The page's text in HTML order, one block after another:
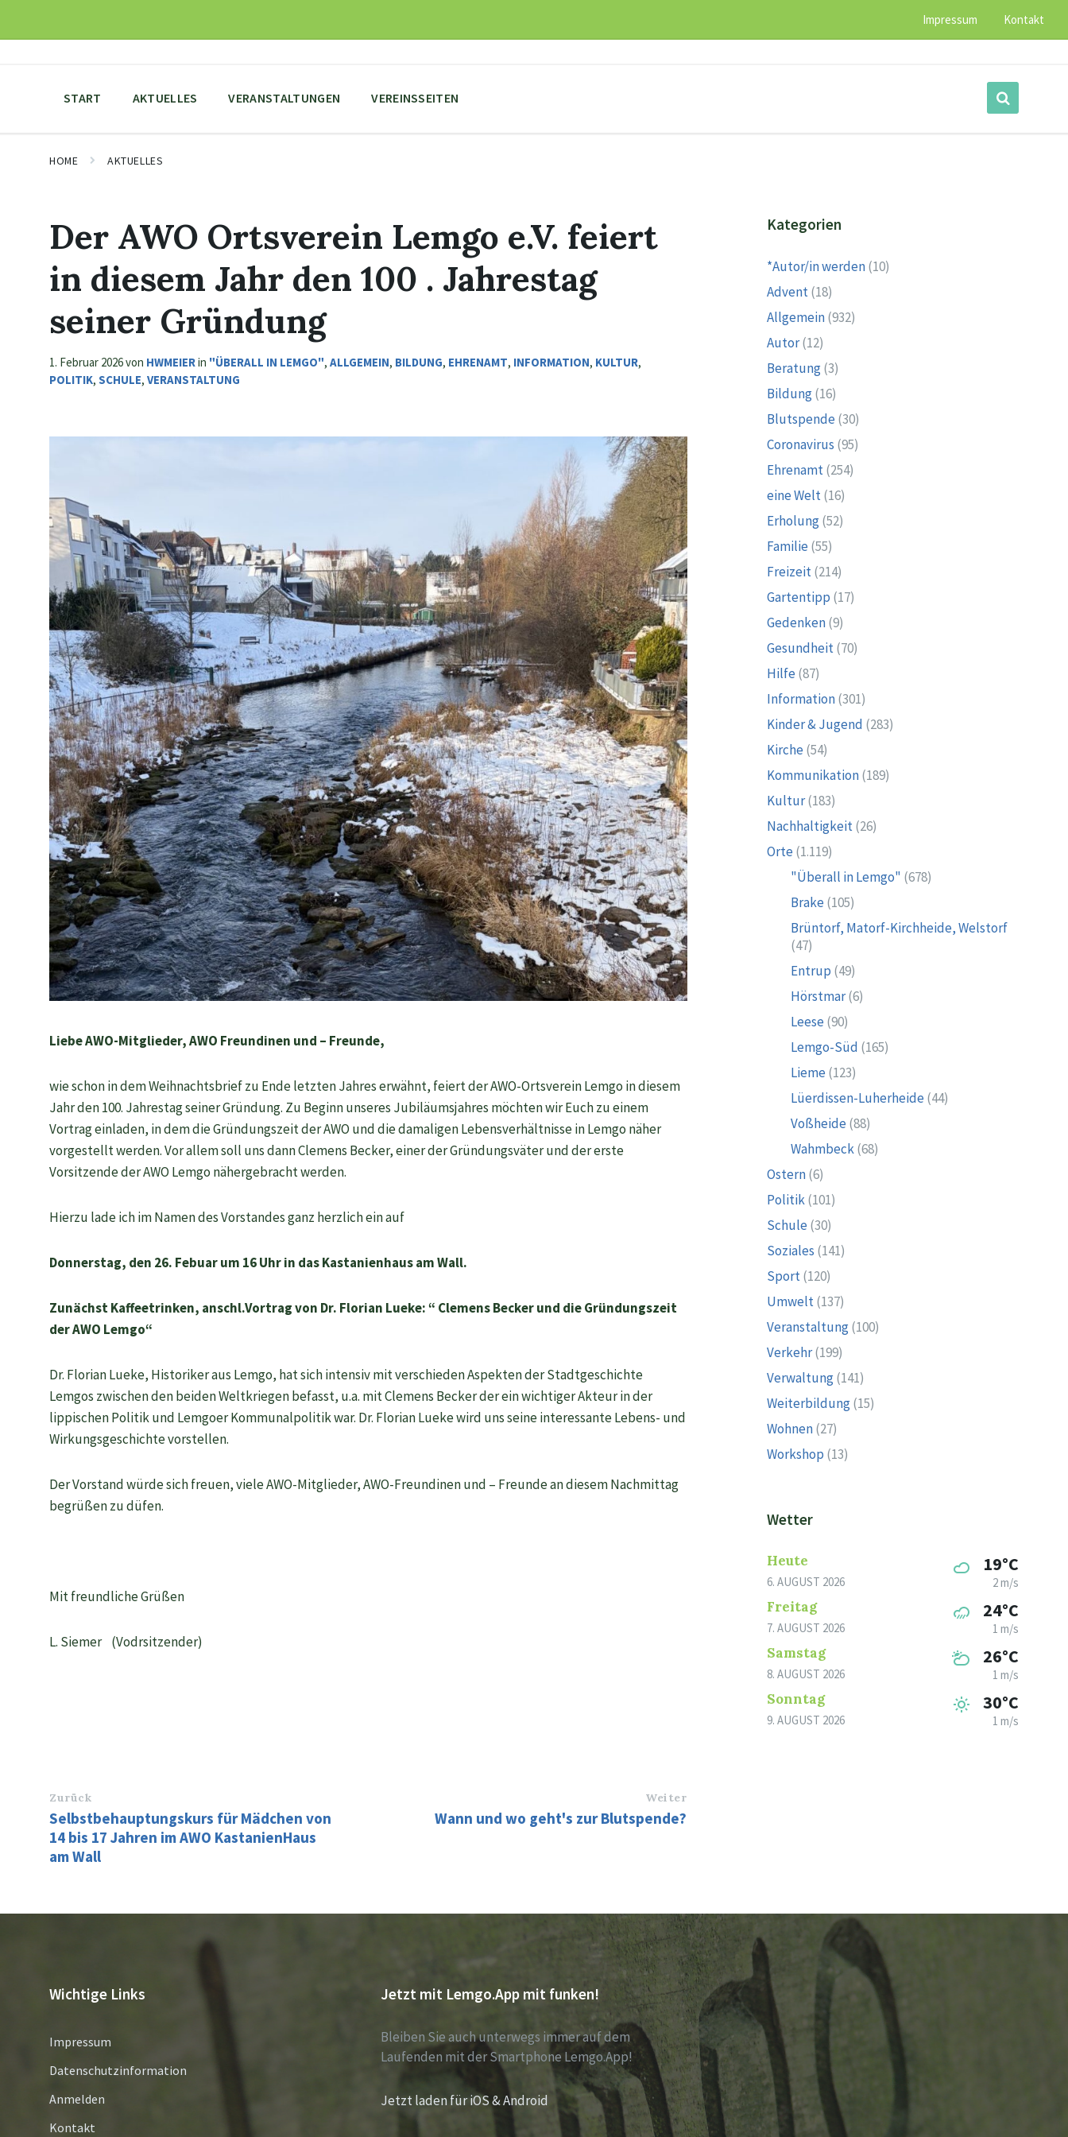
content
main
footer
Impressum Kontakt
START AKTUELLES VERANSTALTUNGEN VEREINSSEITEN
HOME AKTUELLES
Der AWO Ortsverein Lemgo e.V. feiert
in diesem Jahr den 100 . Jahrestag
seiner Gründung
1. Februar 2026von HWMEIERin "ÜBERALL IN LEMGO", ALLGEMEIN, BILDUNG, EHRENAMT, INFORMATION, KULTUR,
POLITIK, SCHULE, VERANSTALTUNG
Liebe AWO-Mitglieder, AWO Freundinen und – Freunde,
wie schon in dem Weihnachtsbrief zu Ende letzten Jahres erwähnt, feiert der AWO-Ortsverein Lemgo in diesem
Jahr den 100. Jahrestag seiner Gründung. Zu Beginn unseres Jubiläumsjahres möchten wir Euch zu einem
Vortrag einladen, in dem die Gründungszeit der AWO und die damaligen Lebensverhältnisse in Lemgo näher
vorgestellt werden. Vor allem soll uns dann Clemens Becker, einer der Gründungsväter und der erste
Vorsitzende der AWO Lemgo nähergebracht werden.
Hierzu lade ich im Namen des Vorstandes ganz herzlich ein auf
Donnerstag, den 26. Febuar um 16 Uhr in das Kastanienhaus am Wall.
Zunächst Kaffeetrinken, anschl.Vortrag von Dr. Florian Lueke: “ Clemens Becker und die Gründungszeit
der AWO Lemgo“
Dr. Florian Lueke, Historiker aus Lemgo, hat sich intensiv mit verschieden Aspekten der Stadtgeschichte
Lemgos zwischen den beiden Weltkriegen befasst, u.a. mit Clemens Becker der ein wichtiger Akteur in der
lippischen Politik und Lemgoer Kommunalpolitik war. Dr. Florian Lueke wird uns seine interessante Lebens- und
Wirkungsgeschichte vorstellen.
Der Vorstand würde sich freuen, viele AWO-Mitglieder, AWO-Freundinen und – Freunde an diesem Nachmittag
begrüßen zu düfen.
Mit freundliche Grüßen
L. Siemer (Vodrsitzender)
Zurück
Selbstbehauptungskurs für Mädchen von
14 bis 17 Jahren im AWO KastanienHaus
am Wall
Weiter
Wann und wo geht's zur Blutspende?
Kategorien
*Autor/in werden(10)
Advent(18)
Allgemein(932)
Autor(12)
Beratung(3)
Bildung(16)
Blutspende (30)
Coronavirus (95)
Ehrenamt(254)
eine Welt(16)
Erholung(52)
Familie (55)
Freizeit(214)
Gartentipp (17)
Gedenken(9)
Gesundheit(70)
Hilfe (87)
Information(301)
Kinder & Jugend (283)
Kirche (54)
Kommunikation(189)
Kultur(183)
Nachhaltigkeit(26)
Orte (1.119)
"Überall in Lemgo" (678)
Brake (105)
Brüntorf, Matorf-Kirchheide, Welstorf
(47)
Entrup (49)
Hörstmar(6)
Leese (90)
Lemgo-Süd (165)
Lieme (123)
Lüerdissen-Luherheide (44)
Voßheide (88)
Wahmbeck(68)
Ostern(6)
Politik(101)
Schule (30)
Soziales (141)
Sport(120)
Umwelt(137)
Veranstaltung(100)
Verkehr(199)
Verwaltung(141)
Weiterbildung(15)
Wohnen(27)
Workshop (13)
Wetter
Heute
6. AUGUST 2026
19°C
2 m/s
Freitag
7. AUGUST 2026
24°C
1 m/s
Samstag
8. AUGUST 2026
26°C
1 m/s
Sonntag
9. AUGUST 2026
30°C
1 m/s
Wichtige Links
Impressum
Datenschutzinformation
Anmelden
Kontakt
Jetzt mit Lemgo.App mit funken!
Bleiben Sie auch unterwegs immer auf dem
Laufenden mit der Smartphone Lemgo.App!
Jetzt laden für iOS & Android